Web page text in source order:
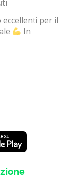
eccellenti per il
In